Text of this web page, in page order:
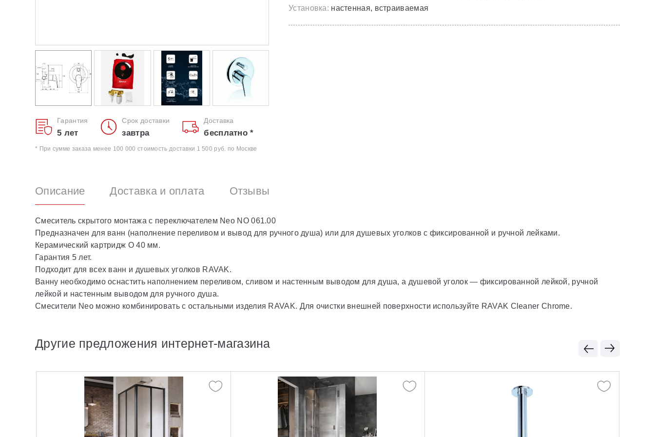
Гарантия
5 лет
Срок доставки
завтра
Доставка
бесплатно *
* При сумме заказа менее 100 000 стоимость доставки 1 500 руб. по Москве
Установка: настенная, встраиваемая
Описание Доставка и оплата Отзывы
Смеситель скрытого монтажа с переключателем Neo NO 061.00
Предназначен для ванн (наполнение переливом и вывод для ручного душа) или для душевых уголков с фиксированной и ручной лейками.
Керамический картридж O 40 мм.
Гарантия 5 лет.
Подходит для всех ванн и душевых уголков RAVAK.
Ванну необходимо оснастить наполнением переливом, сливом и настенным выводом для душа, а душевой уголок — фиксированной лейкой, ручной
лейкой и настенным выводом для ручного душа.
Смесители Neo можно комбинировать с остальными изделия RAVAK. Для очистки внешней поверхности используйте RAVAK Cleaner Chrome.
Другие предложения интернет-магазина